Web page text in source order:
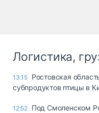
Логистика,
13:15 Ростовская
субпродуктов птицы в
12:52 Под Смоленском